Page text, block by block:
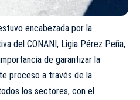
encabezada por la
del CONANI, Ligia Pérez Peña,
de garantizar la
proceso a través de la
los sectores, con el